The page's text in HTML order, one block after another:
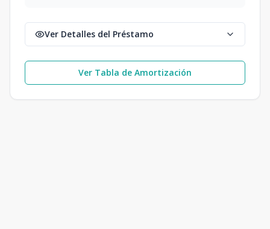
Ver Detalles del Préstamo
Ver Tabla de Amortización